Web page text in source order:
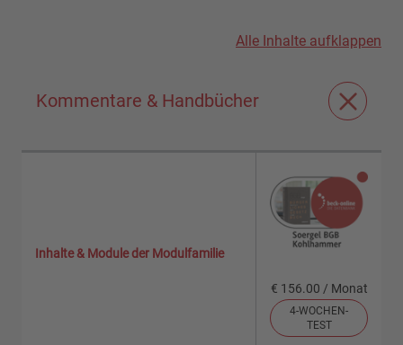
Alle Inhalte aufklappen
Kommentare & Handbücher
Inhalte & Module der Modulfamilie
€ 156.00 / Monat
4-WOCHEN-
TEST